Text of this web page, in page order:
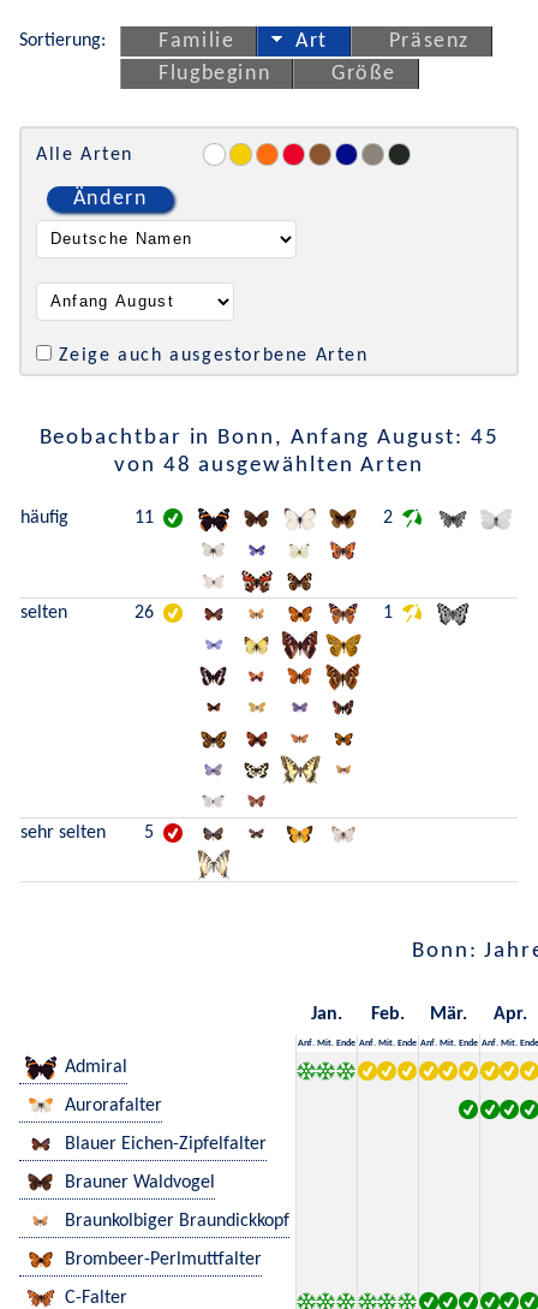
Sortierung: Familie Art
Präsenz
Flugbeginn
Größe
Alle Arten
Ändern
Zeige auch ausgestorbene Arten
Beobachtbar in Bonn, Anfang August: 45
von 48 ausgewählten Arten
häufig 11 2
selten 26 1
sehr selten 5
Bonn:
Jan. Feb. Mär. Apr.
Anf. Mit. Ende Anf. Mit. Ende Anf. Mit. Ende Anf. Mit. Ende
Admiral
Aurorafalter
Blauer Eichen-Zipfelfalter
Brauner Waldvogel
Braunkolbiger Braundickkopf
Brombeer-Perlmuttfalter
C-Falter